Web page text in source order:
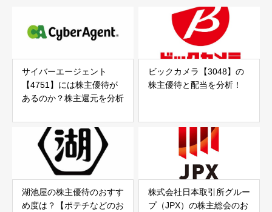
サイバーエージェント
【4751】には株主優待が
あるのか？株主還元を分析
ビックカメラ【3048】の
株主優待と配当を分析！
湖池屋の株主優待のおすす
め度は？【ポテチなどのお
株式会社日本取引所グルー
プ（JPX）の株主総会のお